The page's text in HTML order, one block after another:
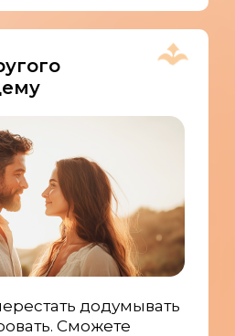
додумывать
Сможете